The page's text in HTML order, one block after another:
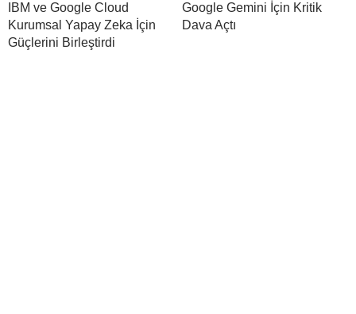
IBM ve Google Cloud
Kurumsal Yapay Zeka İçin
Güçlerini Birleştirdi
Google Gemini İçin Kritik
Dava Açtı